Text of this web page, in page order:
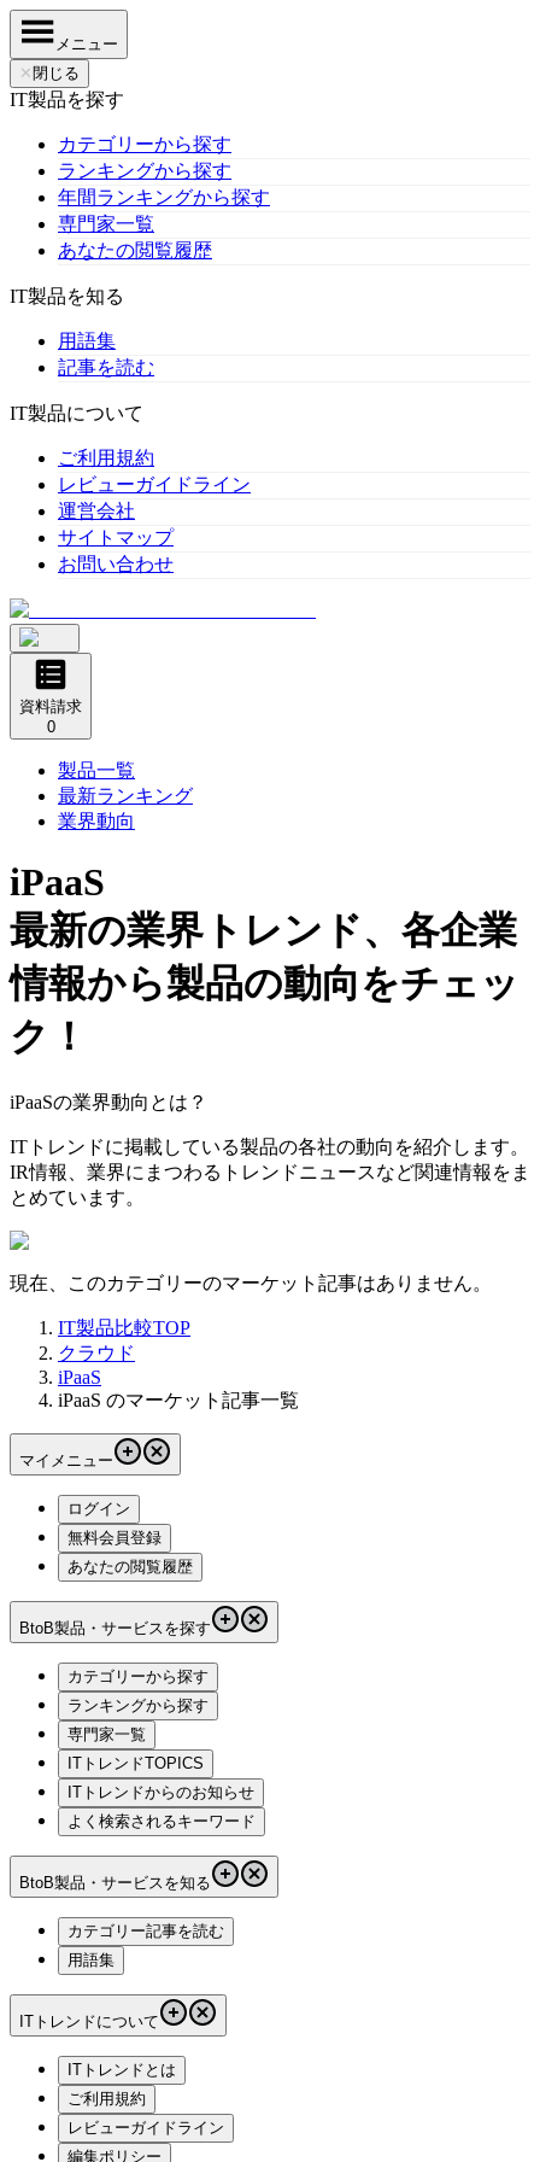
メニュー
✕ 閉じる
IT製品を探す
カテゴリーから探す
ランキングから探す
年間ランキングから探す
専門家一覧
あなたの閲覧履歴
IT製品を知る
用語集
記事を読む
IT製品について
ご利用規約
レビューガイドライン
運営会社
サイトマップ
お問い合わせ
資料請求
0
製品一覧
最新ランキング
業界動向
iPaaS
最新の業界トレンド、各企業
情報から製品の動向をチェッ
ク！
iPaaSの業界動向とは？
ITトレンドに掲載している製品の各社の動向を紹介します。
IR情報、業界にまつわるトレンドニュースなど関連情報をま
とめています。
現在、このカテゴリーのマーケット記事はありません。
IT製品比較TOP
クラウド
iPaaS
iPaaS のマーケット記事一覧
マイメニュー
ログイン
無料会員登録
あなたの閲覧履歴
BtoB製品・サービスを探す
カテゴリーから探す
ランキングから探す
専門家一覧
ITトレンドTOPICS
ITトレンドからのお知らせ
よく検索されるキーワード
BtoB製品・サービスを知る
カテゴリー記事を読む
用語集
ITトレンドについて
ITトレンドとは
ご利用規約
レビューガイドライン
編集ポリシー